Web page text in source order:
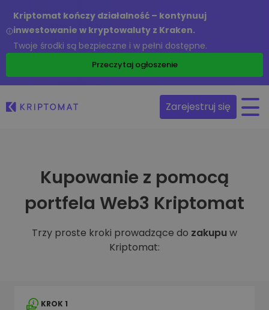
Kriptomat kończy działalność – kontynuuj
inwestowanie w kryptowaluty z Kraken.
Twoje środki są bezpieczne i w pełni dostępne.
Przeczytaj ogłoszenie
Zarejestruj się
Kupowanie z pomocą
portfela Web3 Kriptomat
Trzy proste kroki prowadzące do zakupuw
Kriptomat:
KROK 1